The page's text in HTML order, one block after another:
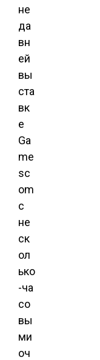
не
да
вн
ей
вы
ста
вк
е
Ga
me
sc
om
с
не
ск
ол
ько
-ча
со
вы
ми
оч